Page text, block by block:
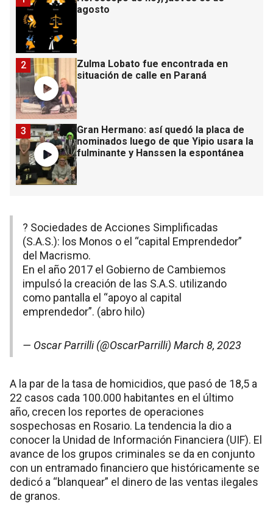
agosto
Zulma Lobato fue encontrada en
situación de calle en Paraná
2
Gran Hermano: así quedó la placa de
nominados luego de que Yipio usara la
fulminante y Hanssen la espontánea
3
? Sociedades de Acciones Simplificadas
(S.A.S.): los Monos o el “capital Emprendedor”
del Macrismo.
En el año 2017 el Gobierno de Cambiemos
impulsó la creación de las S.A.S. utilizando
como pantalla el “apoyo al capital
emprendedor”. (abro hilo)
— Oscar Parrilli (@OscarParrilli) March 8, 2023
A la par de la tasa de homicidios, que pasó de 18,5 a
22 casos cada 100.000 habitantes en el último
año, crecen los reportes de operaciones
sospechosas en Rosario. La tendencia la dio a
conocer la Unidad de Información Financiera (UIF). El
avance de los grupos criminales se da en conjunto
con un entramado financiero que históricamente se
dedicó a “blanquear” el dinero de las ventas ilegales
de granos.